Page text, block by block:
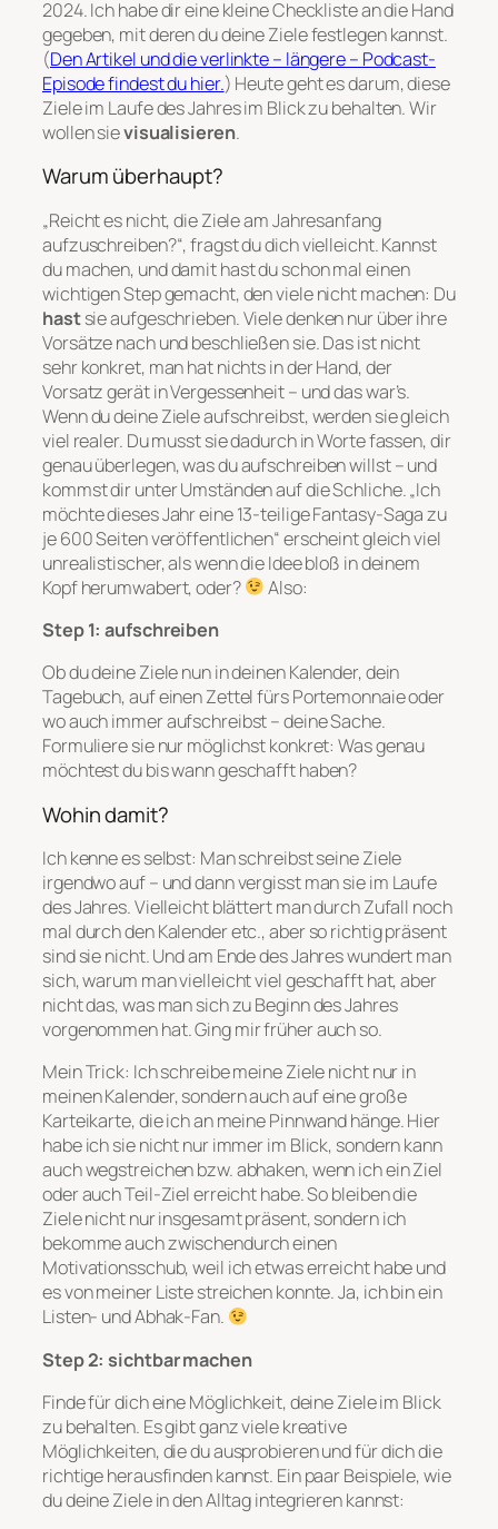
2024. Ich habe dir eine kleine Checkliste an die Hand
gegeben, mit deren du deine Ziele festlegen kannst.
(Den Artikel und die verlinkte – längere – Podcast-
Episode findest du hier.) Heute geht es darum, diese
Ziele im Laufe des Jahres im Blick zu behalten. Wir
wollen sievisualisieren.
Warum überhaupt?
„Reicht es nicht, die Ziele am Jahresanfang
aufzuschreiben?“, fragst du dich vielleicht. Kannst
du machen, und damit hast du schon mal einen
wichtigen Step gemacht, den viele nicht machen: Du
hastsie aufgeschrieben. Viele denken nur über ihre
Vorsätze nach und beschließen sie. Das ist nicht
sehr konkret, man hat nichts in der Hand, der
Vorsatz gerät in Vergessenheit – und das war’s.
Wenn du deine Ziele aufschreibst, werden sie gleich
viel realer. Du musst sie dadurch in Worte fassen, dir
genau überlegen, was du aufschreiben willst – und
kommst dir unter Umständen auf die Schliche. „Ich
möchte dieses Jahr eine 13-teilige Fantasy-Saga zu
je 600 Seiten veröffentlichen“ erscheint gleich viel
unrealistischer, als wenn die Idee bloß in deinem
Kopf herumwabert, oder?
Also:
Step 1: aufschreiben
Ob du deine Ziele nun in deinen Kalender, dein
Tagebuch, auf einen Zettel fürs Portemonnaie oder
wo auch immer aufschreibst – deine Sache.
Formuliere sie nur möglichst konkret: Was genau
möchtest du bis wann geschafft haben?
Wohin damit?
Ich kenne es selbst: Man schreibst seine Ziele
irgendwo auf – und dann vergisst man sie im Laufe
des Jahres. Vielleicht blättert man durch Zufall noch
mal durch den Kalender etc., aber so richtig präsent
sind sie nicht. Und am Ende des Jahres wundert man
sich, warum man vielleicht viel geschafft hat, aber
nicht das, was man sich zu Beginn des Jahres
vorgenommen hat. Ging mir früher auch so.
Mein Trick: Ich schreibe meine Ziele nicht nur in
meinen Kalender, sondern auch auf eine große
Karteikarte, die ich an meine Pinnwand hänge. Hier
habe ich sie nicht nur immer im Blick, sondern kann
auch wegstreichen bzw. abhaken, wenn ich ein Ziel
oder auch Teil-Ziel erreicht habe. So bleiben die
Ziele nicht nur insgesamt präsent, sondern ich
bekomme auch zwischendurch einen
Motivationsschub, weil ich etwas erreicht habe und
es von meiner Liste streichen konnte. Ja, ich bin ein
Listen- und Abhak-Fan.
Step 2: sichtbar machen
Finde für dich eine Möglichkeit, deine Ziele im Blick
zu behalten. Es gibt ganz viele kreative
Möglichkeiten, die du ausprobieren und für dich die
richtige herausfinden kannst. Ein paar Beispiele, wie
du deine Ziele in den Alltag integrieren kannst: